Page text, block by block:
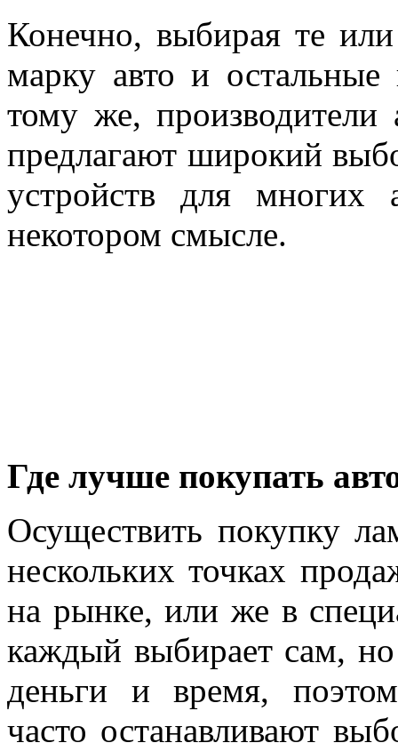
Конечно, выбирая те
марку авто и
тому же,
предлагают широкий
устройств для многих
некотором смысле.
Где лучше покупать
Осуществить покупку
нескольких точках
на рынке, или же в
каждый выбирает сам,
деньги и время,
часто останавливают